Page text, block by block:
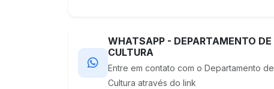
WHATSAPP - DEPARTAMENTO DE
CULTURA
Entre em contato com o Departamento de
Cultura através do link